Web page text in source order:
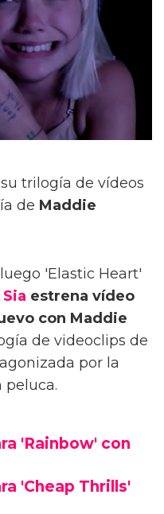
trilogía de vídeos
de Maddie
'Elastic Heart'
Sia estrena vídeo
con Maddie
de videoclips de
por la
peluca.
'Rainbow' con
'Cheap Thrills'